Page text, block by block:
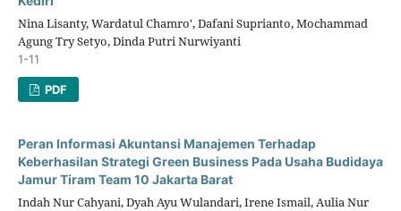
Nina Lisanty, Wardatul Chamro', Dafani Suprianto, Mochammad
Agung Try Setyo, Dinda Putri Nurwiyanti
1-11
PDF
Peran Informasi Akuntansi Manajemen Terhadap
Keberhasilan Strategi Green Business Pada Usaha Budidaya
Jamur Tiram Team 10 Jakarta Barat
Indah Nur Cahyani, Dyah Ayu Wulandari, Irene Ismail, Aulia Nur